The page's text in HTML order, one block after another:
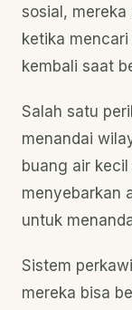
sosial,
ketika
kembali saat
Salah satu
menandai
buang air
menyebarkan
untuk
Sistem
mereka bisa